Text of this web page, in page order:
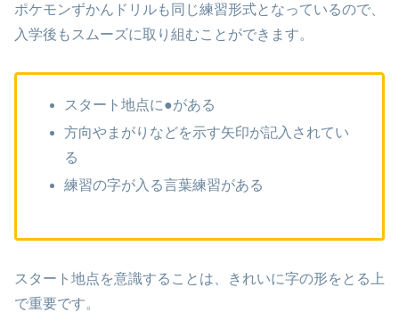
ポケモンずかんドリルも同じ練習形式となっているので、
入学後もスムーズに取り組むことができます。
スタート地点に●がある
方向やまがりなどを示す矢印が記入されてい
る
練習の字が入る言葉練習がある
スタート地点を意識することは、きれいに字の形をとる上
で重要です。